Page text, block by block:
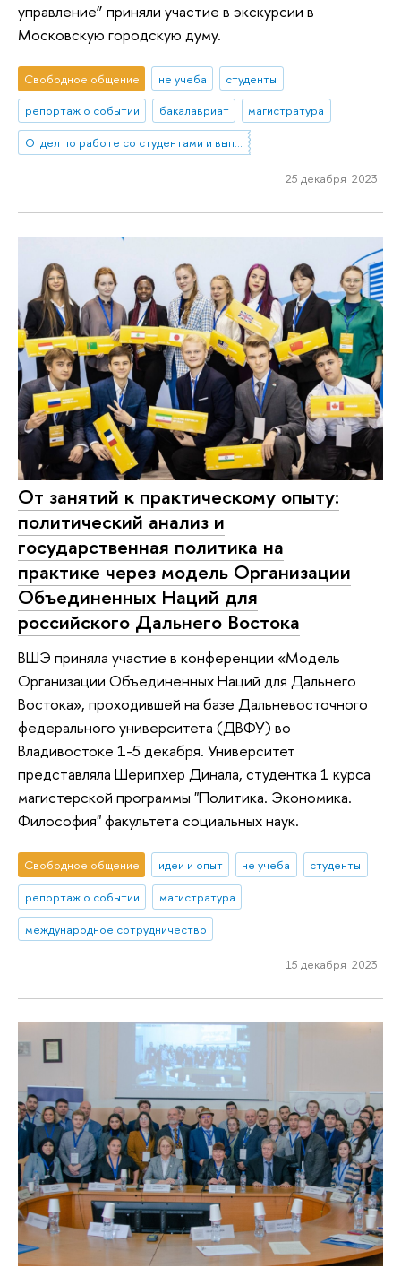
управление” приняли участие в экскурсии в
Московскую городскую думу.
Свободное общение не учеба
студенты
репортаж о событии
бакалавриат
магистратура
Отдел по работе со студентами и выпускниками
25 декабря 2023
От занятий к практическому опыту:
политический анализ и
государственная политика на
практике через модель Организации
Объединенных Наций для
российского Дальнего Востока
ВШЭ приняла участие в конференции «Модель
Организации Объединенных Наций для Дальнего
Востока», проходившей на базе Дальневосточного
федерального университета (ДВФУ) во
Владивостоке 1-5 декабря. Университет
представляла Шерипхер Динала, студентка 1 курса
магистерской программы "Политика. Экономика.
Философия" факультета социальных наук.
Свободное общение идеи и опыт не учеба
студенты
репортаж о событии
магистратура
международное сотрудничество
15 декабря 2023